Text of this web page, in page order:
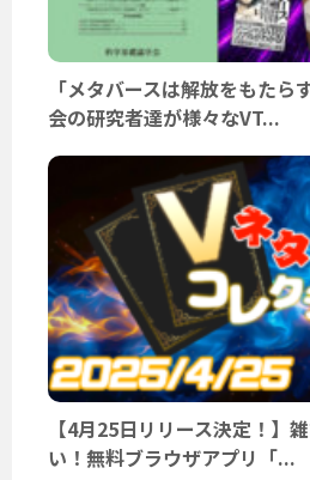
「メタバースは解放をもた
会の研究者達が様々なVT...
【4月25日リリース決定！】
い！無料ブラウザアプリ「...